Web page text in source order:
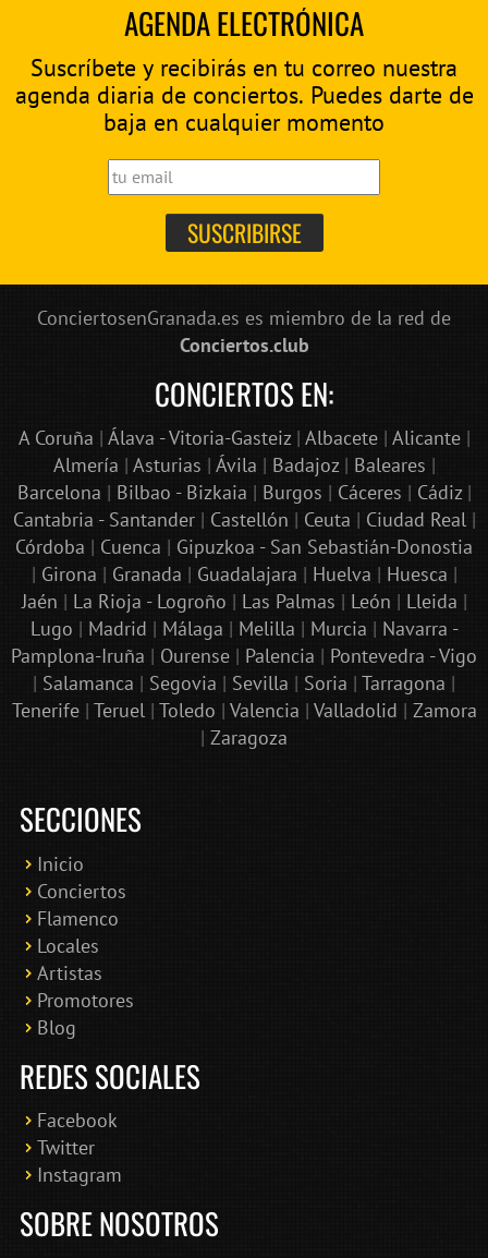
AGENDA ELECTRÓNICA
Suscríbete y recibirás en tu correo nuestra
agenda diaria de conciertos. Puedes darte de
baja en cualquier momento
ConciertosenGranada.es es miembro de la red de
Conciertos.club
CONCIERTOS EN:
A Coruña | Álava - Vitoria-Gasteiz| Albacete| Alicante|
Almería | Asturias | Ávila | Badajoz| Baleares |
Barcelona | Bilbao - Bizkaia | Burgos | Cáceres | Cádiz|
Cantabria - Santander| Castellón | Ceuta | Ciudad Real|
Córdoba | Cuenca | Gipuzkoa - San Sebastián-Donostia
| Girona | Granada | Guadalajara | Huelva | Huesca |
Jaén | La Rioja - Logroño | Las Palmas | León | Lleida |
Lugo | Madrid | Málaga | Melilla | Murcia | Navarra -
Pamplona-Iruña | Ourense | Palencia | Pontevedra - Vigo
| Salamanca | Segovia | Sevilla | Soria | Tarragona |
Tenerife| Teruel| Toledo | Valencia | Valladolid | Zamora
| Zaragoza
SECCIONES
Inicio
Conciertos
Flamenco
Locales
Artistas
Promotores
Blog
REDES SOCIALES
Facebook
Twitter
Instagram
SOBRE NOSOTROS